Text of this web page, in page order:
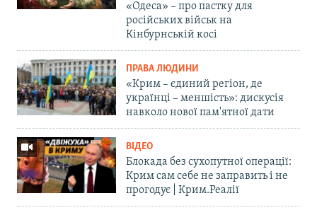
«Одеса» – про пастку для
російських військ на
Кінбурнській косі
ПРАВА ЛЮДИНИ
«Крим – єдиний регіон, де
українці – меншість»: дискусія
навколо нової пам'ятної дати
ВІДЕО
Блокада без сухопутної операції:
Крим сам себе не заправить і не
прогодує | Крим.Реалії